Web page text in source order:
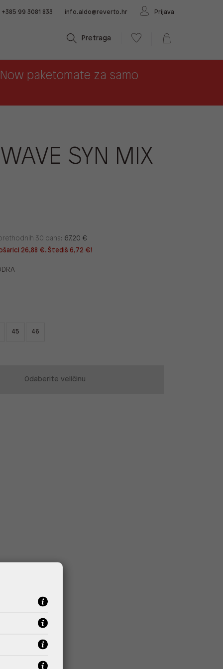
+385 99 3081 833 info.aldo@reverto.hr Prijava
Pretraga
paketomate za samo
SYN MIX
30 dana: 67,20 €
26,88 €. Štediš 6,72 €!
45 46
Odaberite veličinu